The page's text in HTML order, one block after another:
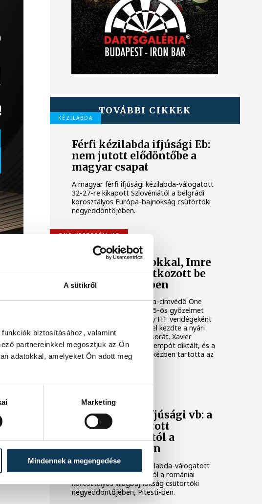
A sütikről
biztosításához, valamint
partnereinkkel megosztjuk az Ön
adatokkal, amelyeket Ön adott meg
Marketing
Mindennek a megengedése
TOVÁBBI CIKKEK
KÉZILABDA
Férfi kézilabda ifjúsági Eb:
nem jutott elődöntőbe a
magyar csapat
A magyar férfi ifjúsági kézilabda-válogatott
32-27-re kikapott Szlovéniától a belgrádi
korosztályos Európa-bajnokság csütörtöki
negyeddöntőjében.
ONE VESZPRÉM HC
Nielsen bravúrokkal, Imre
két góllal mutatkozott be
Veszprém-mezben
A bajnoki és Magyar Kupa-címvédő One
Veszprém fölényes, 44–25-ös győzelmet
aratott az ETO University HT vendégeként
csütörtökön, ezzel sikerrel kezdte a nyári
felkészülési mérkőzések sorát. Xavier
Pascual együttese nagy tempót diktált, és a
találkozó nagy részében kézben tartotta az
Női kézilabda ifjúsági vb: a
magyar válogatott
kikapott Dániától a
negyeddöntőben
A magyar női ifjúsági kézilabda-válogatott
24-20-ra kikapott Dániától a romániai
korosztályos világbajnokság csütörtöki
negyeddöntőjében, Pitesti-ben.